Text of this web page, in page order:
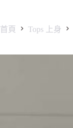
首頁 Tops 上身